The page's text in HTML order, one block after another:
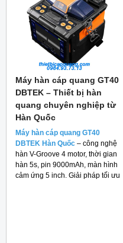
Máy hàn cáp quang GT40
DBTEK – Thiết bị hàn
quang chuyên nghiệp từ
Hàn Quốc
Máy hàn cáp quang GT40
DBTEK Hàn Quốc – công nghệ
hàn V-Groove 4 motor, thời gian
hàn 5s, pin 9000mAh, màn hình
cảm ứng 5 inch. Giải pháp tối ưu